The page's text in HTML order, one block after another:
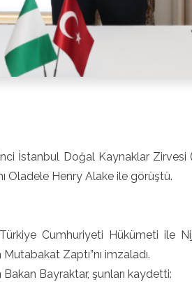
İstanbul Doğal Kaynaklar Zirvesi
Oladele Henry Alake ile görüştü.
Cumhuriyeti Hükümeti ile
Zaptı”nı imzaladı.
Bayraktar, şunları kaydetti: